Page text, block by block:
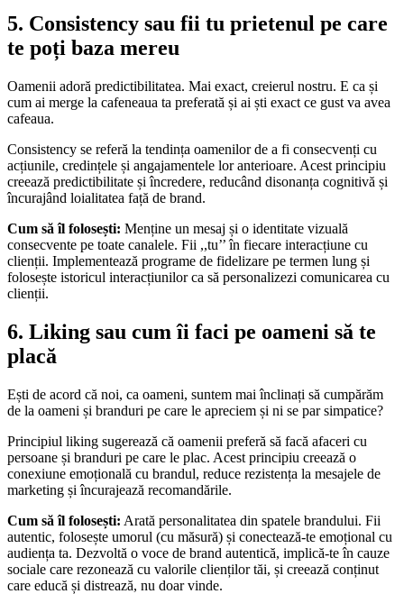
5. Consistency sau fii tu prietenul pe care
te poți baza mereu
Oamenii adoră predictibilitatea. Mai exact, creierul nostru. E ca și
cum ai merge la cafeneaua ta preferată și ai ști exact ce gust va avea
cafeaua.
Consistency se referă la tendința oamenilor de a fi consecvenți cu
acțiunile, credințele și angajamentele lor anterioare. Acest principiu
creează predictibilitate și încredere, reducând disonanța cognitivă și
încurajând loialitatea față de brand.
Cum să îl folosești: Menține un mesaj și o identitate vizuală
consecvente pe toate canalele. Fii ,,tu’’ în fiecare interacțiune cu
clienții. Implementează programe de fidelizare pe termen lung și
folosește istoricul interacțiunilor ca să personalizezi comunicarea cu
clienții.
6. Liking sau cum îi faci pe oameni să te
placă
Ești de acord că noi, ca oameni, suntem mai înclinați să cumpărăm
de la oameni și branduri pe care le apreciem și ni se par simpatice?
Principiul liking sugerează că oamenii preferă să facă afaceri cu
persoane și branduri pe care le plac. Acest principiu creează o
conexiune emoțională cu brandul, reduce rezistența la mesajele de
marketing și încurajează recomandările.
Cum să îl folosești: Arată personalitatea din spatele brandului. Fii
autentic, folosește umorul (cu măsură) și conectează-te emoțional cu
audiența ta. Dezvoltă o voce de brand autentică, implică-te în cauze
sociale care rezonează cu valorile clienților tăi, și creează conținut
care educă și distrează, nu doar vinde.